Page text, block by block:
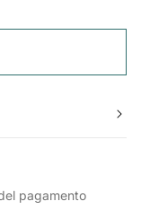
pagamento